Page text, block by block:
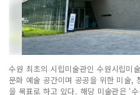
수원 최초의 시립미술관인 수원시립미
문화 예술 공간이며 공공을 위한 미술,
을 목표로 하고 있다. 해당 미술관은 ‘